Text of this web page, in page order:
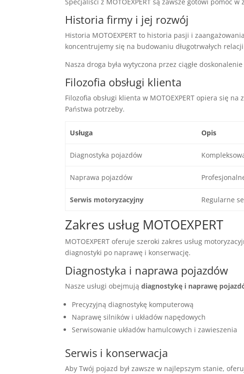
Historia firmy i jej rozwój
Historia MOTOEXPERT to historia pasji i
koncentrujemy się na budowaniu długotrwałych
Nasza droga była wytyczona przez ciągłe
Filozofia obsługi klienta
Filozofia obsługi klienta w MOTOEXPERT opiera się
Państwa potrzeby.
Usługa Opis
Diagnostyka pojazdów
Naprawa pojazdów
Serwis motoryzacyjny Regularne
Zakres usług MOTOEXPERT
MOTOEXPERT oferuje szeroki zakres usług
diagnostyki po naprawę i konserwację.
Diagnostyka i naprawa pojazdów
Nasze usługi obejmujądiagnostykę i naprawę
Precyzyjną diagnostykę komputerową
Naprawę silników i układów napędowych
Serwisowanie układów hamulcowych i zawieszenia
Serwis i konserwacja
Aby Twój pojazd był zawsze w najlepszym stanie,